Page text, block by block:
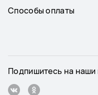
Способы оплаты
Подпишитесь на наши